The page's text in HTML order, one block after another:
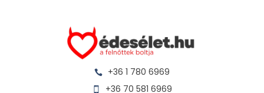
+36 1 780 6969
+36 70 581 6969